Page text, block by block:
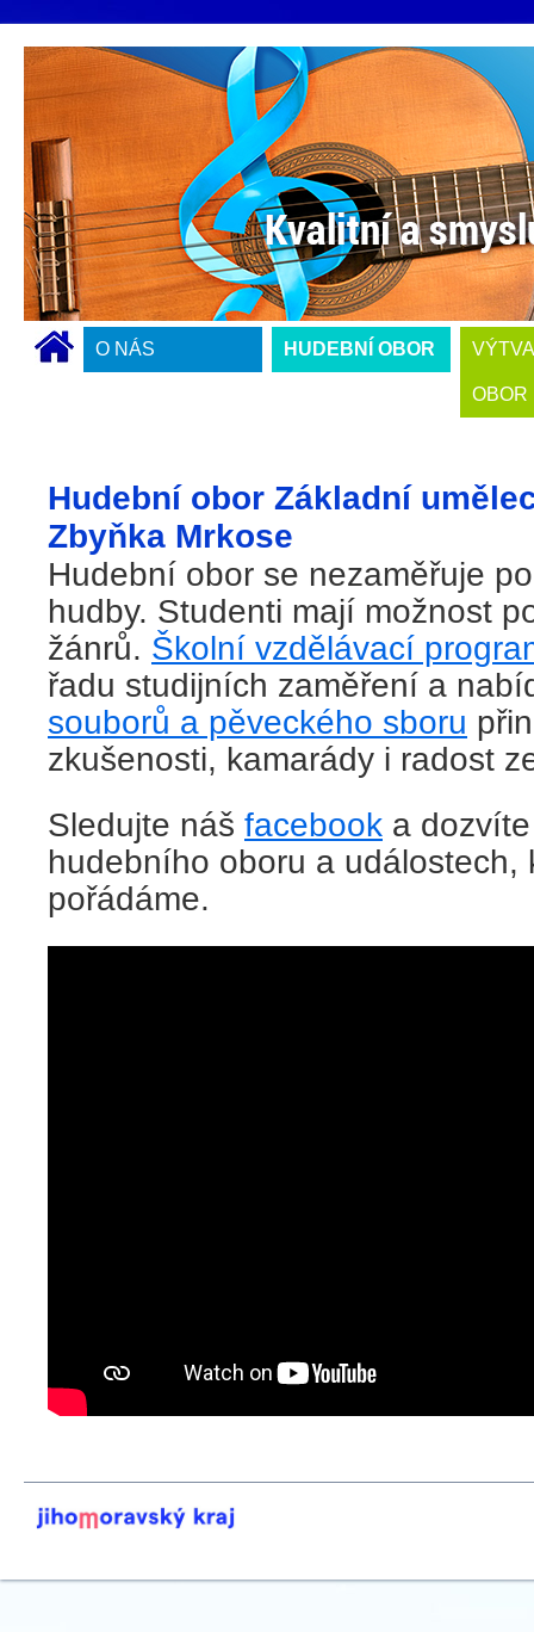
O NÁS HUDEBNÍ OBOR
OBOR
Hudební obor Základní
Zbyňka Mrkose
Hudební obor se nezaměřuje
hudby. Studenti mají možnost
žánrů. Školní vzdělávací
řadu studijních zaměření a
souborů a pěveckého sboru
zkušenosti, kamarády i radost
Sledujte náš facebook a
hudebního oboru a událostech,
pořádáme.